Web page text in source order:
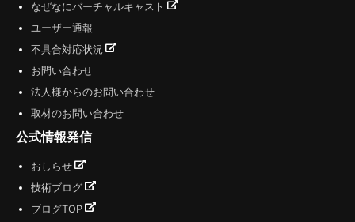
なぜなにバーチャルキャスト
ユーザー通報
不具合対応状況
お問い合わせ
法人様からのお問い合わせ
取材のお問い合わせ
公式情報発信
おしらせ
技術ブログ
ブログTOP